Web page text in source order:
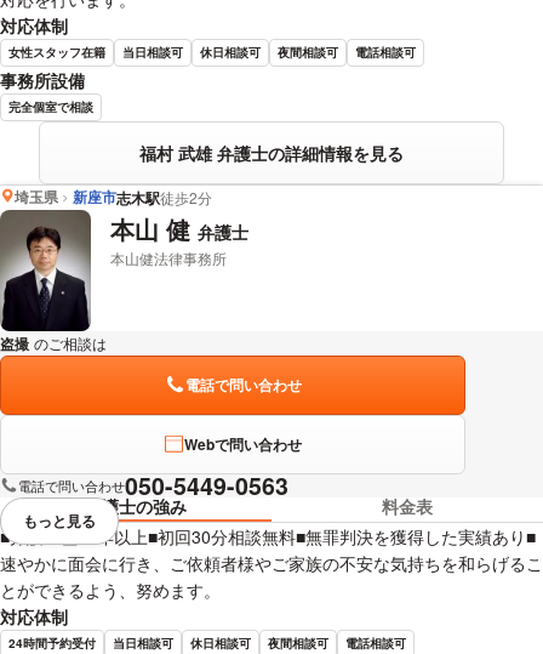
対応体制
女性スタッフ在籍 当日相談可 休日相談可 夜間相談可 電話相談可
事務所設備
完全個室で相談
福村 武雄 弁護士の詳細情報を見る
埼玉県 新座市志木駅徒歩2分
本山 健 弁護士
本山健法律事務所
盗撮 のご相談は
電話で問い合わせ
Webで問い合わせ
電話で問い合わせ050-5449-0563
弁護士の強み
料金表
■弁護士歴20年以上■初回30分相談無料■無罪判決を獲得した実績あり■
速やかに面会に行き、ご依頼者様やご家族の不安な気持ちを和らげるこ
とができるよう、努めます。
対応体制
24時間予約受付 当日相談可 休日相談可 夜間相談可 電話相談可
視覚的に省略されている要素を
もっと見る